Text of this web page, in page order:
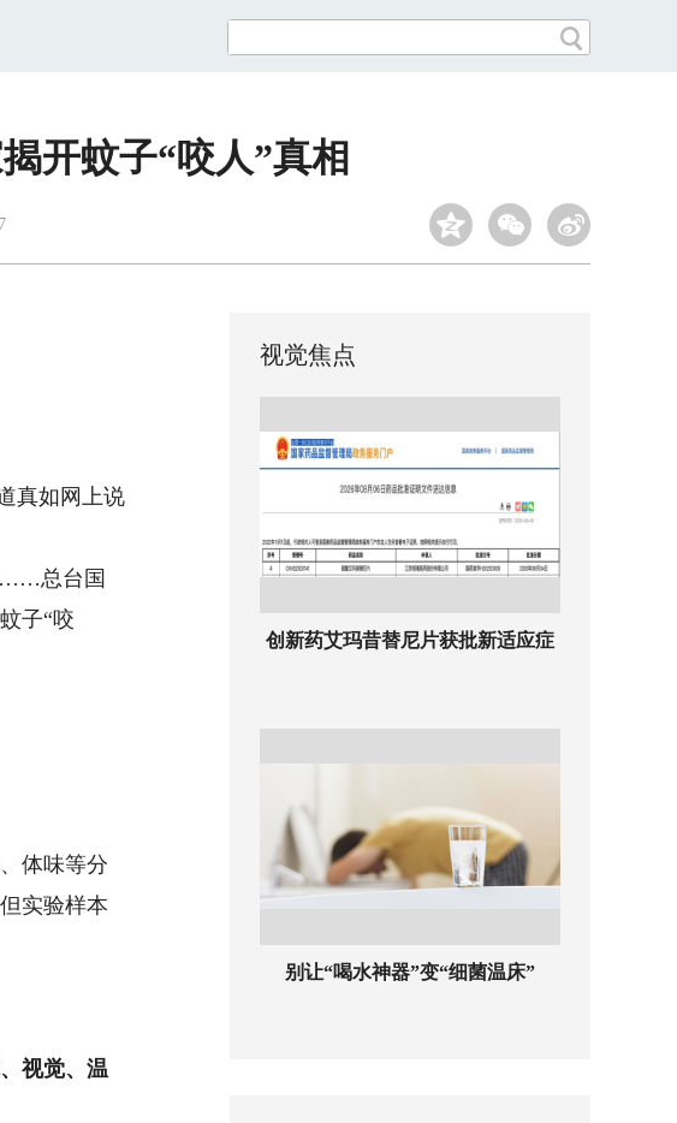
开蚊子“咬人”真相
真如网上说
……总台国
子“咬
体味等分
实验样本
视觉、温
视觉焦点
创新药艾玛昔替尼片获批新适应症
别让“喝水神器”变“细菌温床”